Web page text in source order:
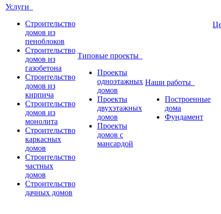
Услуги
Строительство
домов из
пеноблоков
Строительство
домов из
газобетона
Строительство
домов из
кирпича
Строительство
домов из
монолита
Строительство
каркасных
домов
Строительство
частных
домов
Строительство
дачных домов
Типовые проекты
Проекты
одноэтажных
домов
Проекты
двухэтажных
домов
Проекты
домов с
мансардой
Наши работы
Построенные
дома
Фундамент